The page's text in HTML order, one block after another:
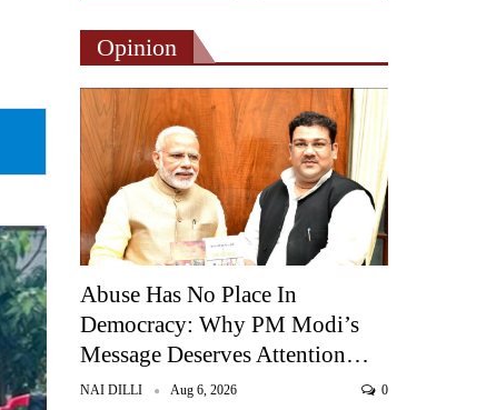
Opinion
Abuse Has No Place In
Democracy: Why PM Modi’s
Message Deserves Attention…
NAI DILLI Aug 6, 2026 0